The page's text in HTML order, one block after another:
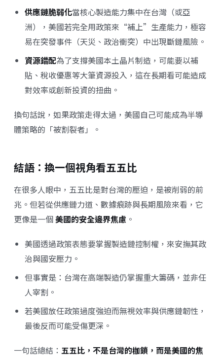
供應鏈脆弱化當核心製造能力集中在台灣（或亞
洲），美國若完全用政策來“補上”生產能力，極容
易在突發事件（天災、政治衝突）中出現斷鏈風險。
資源錯配為了支撐美國本土晶片制造，可能要以補
貼、稅收優惠等大筆資源投入，這在長期看可能造成
對效率或創新投資的扭曲。
換句話說，如果政策走得太過，美國自己可能成為半導
體策略的「被割裂者」。
結語：換一個視角看五五比
在很多人眼中，五五比是對台灣的壓迫，是被削弱的前
兆。但若從供應鏈力道、數據痕跡與長期風險來看，它
更像是一個美國的安全邊界焦慮 。
美國透過政策表態要掌握製造鏈控制權，來安撫其政
治與國安壓力。
但事實是：台灣在高端製造仍掌握重大籌碼，並非任
人宰割。
若美國放任政策過度強迫而無視效率與供應鏈韌性，
最後反而可能受傷更深。
一句話總結： 五五比，不是台灣的枷鎖，而是美國的焦